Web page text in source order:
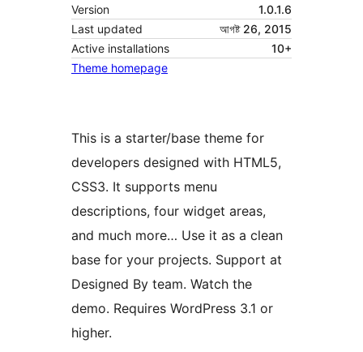
Version
1.0.1.6
Last updated
আগষ্ট 26, 2015
Active installations
10+
Theme homepage
This is a starter/base theme for
developers designed with HTML5,
CSS3. It supports menu
descriptions, four widget areas,
and much more… Use it as a clean
base for your projects. Support at
Designed By team. Watch the
demo. Requires WordPress 3.1 or
higher.